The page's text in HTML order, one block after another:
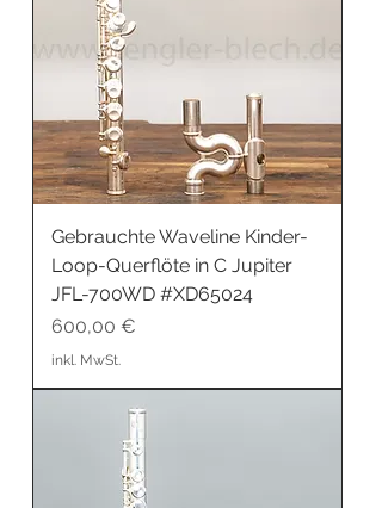
Gebrauchte Waveline Kinder-
Loop-Querflöte in C Jupiter
JFL-700WD #XD65024
Preis
600,00 €
inkl. MwSt.